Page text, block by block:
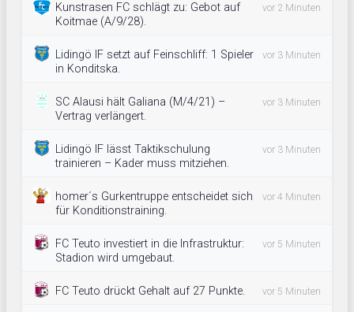
Kunstrasen FC schlägt zu: Gebot auf
Koitmae (A/9/28).
vor 2 Minuten
Lidingö IF setzt auf Feinschliff: 1 Spieler
in Konditska.
vor 3 Minuten
SC Alausi hält Galiana (M/4/21) –
Vertrag verlängert.
vor 3 Minuten
Lidingö IF lässt Taktikschulung
trainieren – Kader muss mitziehen.
vor 3 Minuten
homer´s Gurkentruppe entscheidet sich
für Konditionstraining.
vor 4 Minuten
FC Teuto investiert in die Infrastruktur:
Stadion wird umgebaut.
vor 5 Minuten
FC Teuto drückt Gehalt auf 27 Punkte. vor 5 Minuten